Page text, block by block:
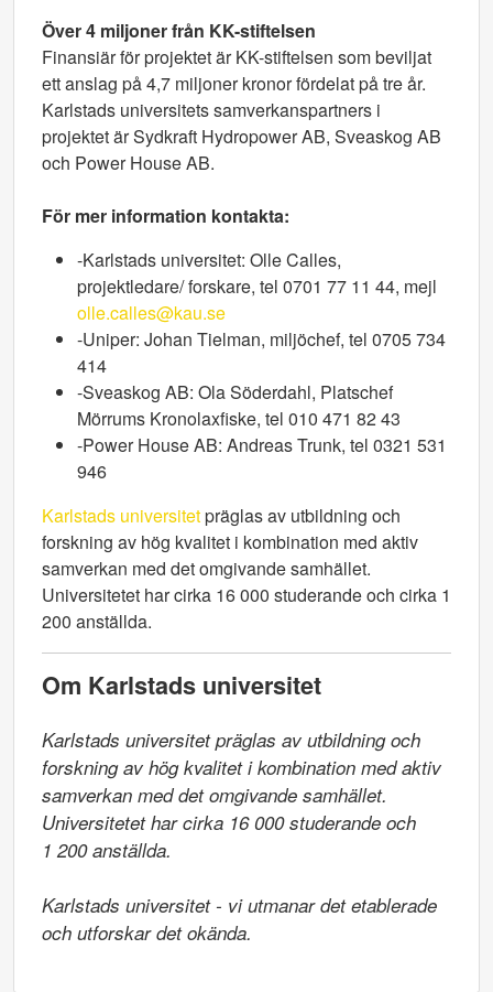
Över 4 miljoner från KK-stiftelsen
Finansiär för projektet är KK-stiftelsen som beviljat
ett anslag på 4,7 miljoner kronor fördelat på tre år.
Karlstads universitets samverkanspartners i
projektet är Sydkraft Hydropower AB, Sveaskog AB
och Power House AB.
För mer information kontakta:
-Karlstads universitet: Olle Calles,
projektledare/ forskare, tel 0701 77 11 44, mejl
olle.calles@kau.se
-Uniper: Johan Tielman, miljöchef, tel 0705 734
414
-Sveaskog AB: Ola Söderdahl, Platschef
Mörrums Kronolaxfiske, tel 010 471 82 43
-Power House AB: Andreas Trunk, tel 0321 531
946
Karlstads universitetpräglas av utbildning och
forskning av hög kvalitet i kombination med aktiv
samverkan med det omgivande samhället.
Universitetet har cirka 16 000 studerande och cirka 1
200 anställda.
Om Karlstads universitet
Karlstads universitet präglas av utbildning och
forskning av hög kvalitet i kombination med aktiv
samverkan med det omgivande samhället.
Universitetet har cirka 16 000 studerande och
1 200 anställda.
Karlstads universitet - vi utmanar det etablerade
och utforskar det okända.